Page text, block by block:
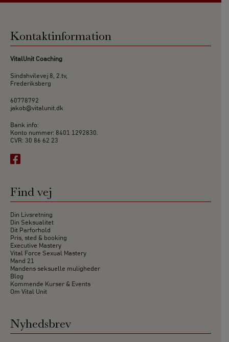
Kontaktinformation
VitalUnit Coaching
Sindshvilevej 8, 2.tv,
Frederiksberg
60778792
jakob@vitalunit.dk
Bank info:
Konto nummer: 8401 1292830.
CVR: 30 86 62 23
Find vej
Din Livsretning
Din Seksualitet
Dit Parforhold
Pris, sted & booking
Executive Mastery
Vital Force Sexual Mastery
Mand 21
Mandens seksuelle muligheder
Blog
Kommende Kurser & Events
Om Vital Unit
Nyhedsbrev